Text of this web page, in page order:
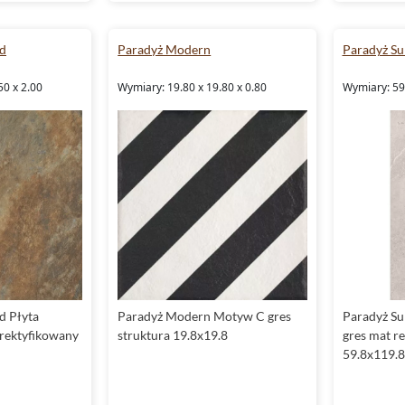
x 2.00
Płyta
Paradyż Modern
Wymiary: 19.80 x 19.80 x 0.80
Paradyż Modern Motyw C gres
struktura 19.8x19.8
Paradyż
Wymiary:
Paradyż
gres mat
59.8x119.8